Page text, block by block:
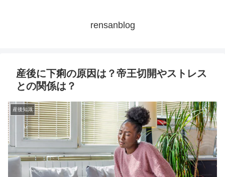
rensanblog
産後に下痢の原因は？帝王切開やストレス
との関係は？
産後知識